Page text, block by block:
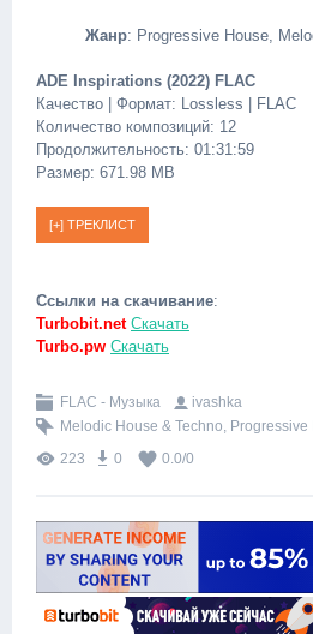
Жанр: Progressive House,
ADE Inspirations (2022) FLAC
Качество | Формат: Lossless | FLAC
Количество композиций: 12
Продолжительность: 01:31:59
Размер: 671.98 MB
Ссылки на скачивание:
Turbobit.net Скачать
Turbo.pw Скачать
FLAC - Музыка
ivashka
Melodic House & Techno, Progressive
223
0 0.0/0